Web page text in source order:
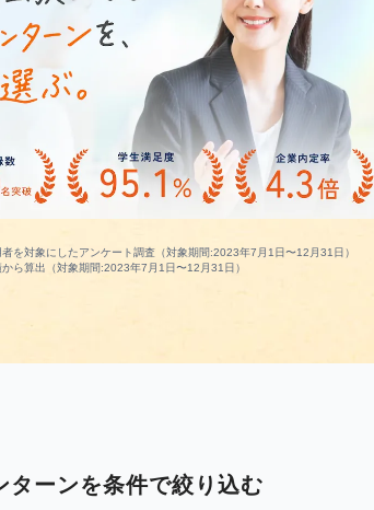
を対象にしたアンケート調査（対象期間:2023年7月1日〜12月31日）
ら算出（対象期間:2023年7月1日〜12月31日）
ターンを条件で絞り込む